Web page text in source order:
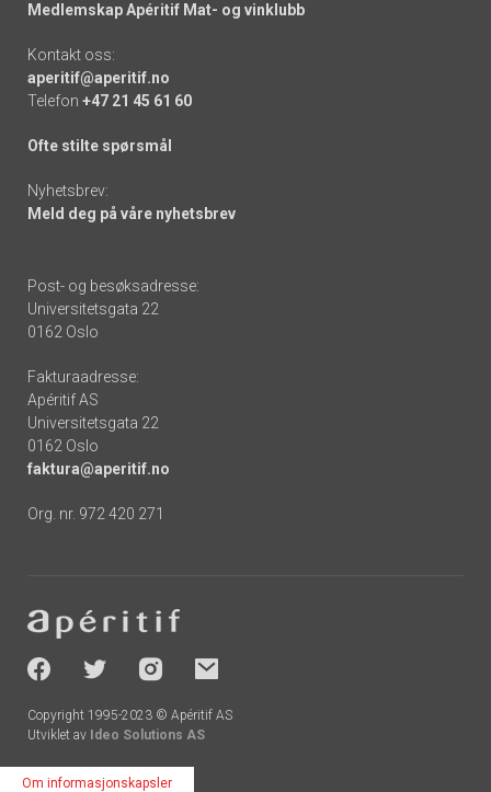
Medlemskap Apéritif Mat- og vinklubb
Kontakt oss:
aperitif@aperitif.no
Telefon +47 21 45 61 60
Ofte stilte spørsmål
Nyhetsbrev:
Meld deg på våre nyhetsbrev
Post- og besøksadresse:
Universitetsgata 22
0162 Oslo
Fakturaadresse:
Apéritif AS
Universitetsgata 22
0162 Oslo
faktura@aperitif.no
Org. nr. 972 420 271
-
socials
Copyright 1995-2023 © Apéritif AS
Utviklet av Ideo Solutions AS
Om informasjonskapsler